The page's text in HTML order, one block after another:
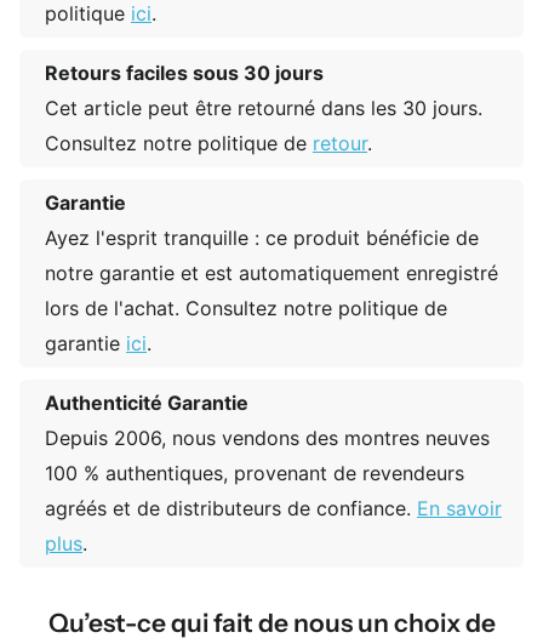
politique ici.
Retours faciles sous 30 jours
Cet article peut être retourné dans les 30 jours.
Consultez notre politique de retour.
Garantie
Ayez l'esprit tranquille : ce produit bénéficie de
notre garantie et est automatiquement enregistré
lors de l'achat. Consultez notre politique de
garantie ici.
Authenticité Garantie
Depuis 2006, nous vendons des montres neuves
100 % authentiques, provenant de revendeurs
agréés et de distributeurs de confiance. En savoir
plus.
Qu’est-ce qui fait de nous un choix de